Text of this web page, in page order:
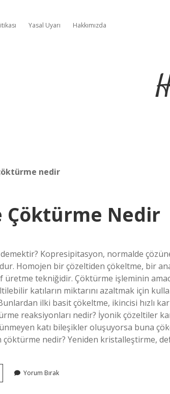
Yasal Uyarı Hakkımızda
nedir
Nedir
Kopresipitasyon, normalde
Homojen bir çözeltiden çökeltme, bir
tekniğidir. Çöktürme işleminin
katıların miktarını azaltmak için
ilki basit çökeltme, ikincisi hızlı
reaksiyonları nedir? İyonik çözeltiler
katı bileşikler oluşuyorsa buna
çöktürme nedir? Yeniden kristalleştirme,
Yorum Bırak